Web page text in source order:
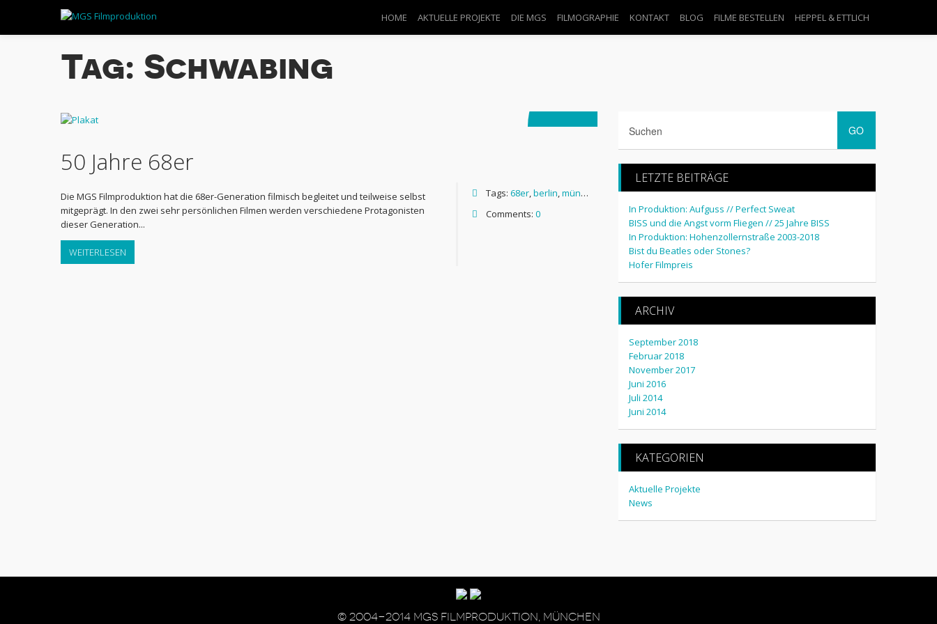
HOME AKTUELLE PROJEKTE DIE MGS FILMOGRAPHIE KONTAKT BLOG FILME BESTELLEN HEPPEL & ETTLICH
Tag: Schwabing
50 Jahre 68er
Die MGS Filmproduktion hat die 68er-Generation filmisch begleitet und teilweise selbst
mitgeprägt. In den zwei sehr persönlichen Filmen werden verschiedene Protagonisten
dieser Generation...
WEITERLESEN
Tags: 68er berlin münchen neukölln,Otto Schily,Peter Brandt,Schwabing
Comments: 0
LETZTE BEITRÄGE
In Produktion: Aufguss // Perfect Sweat
BISS und die Angst vorm Fliegen // 25 Jahre BISS
In Produktion: Hohenzollernstraße 2003-2018
Bist du Beatles oder Stones?
Hofer Filmpreis
ARCHIV
September 2018
Februar 2018
November 2017
Juni 2016
Juli 2014
Juni 2014
KATEGORIEN
Aktuelle Projekte
News
© 2004-2014 MGS Filmproduktion, München